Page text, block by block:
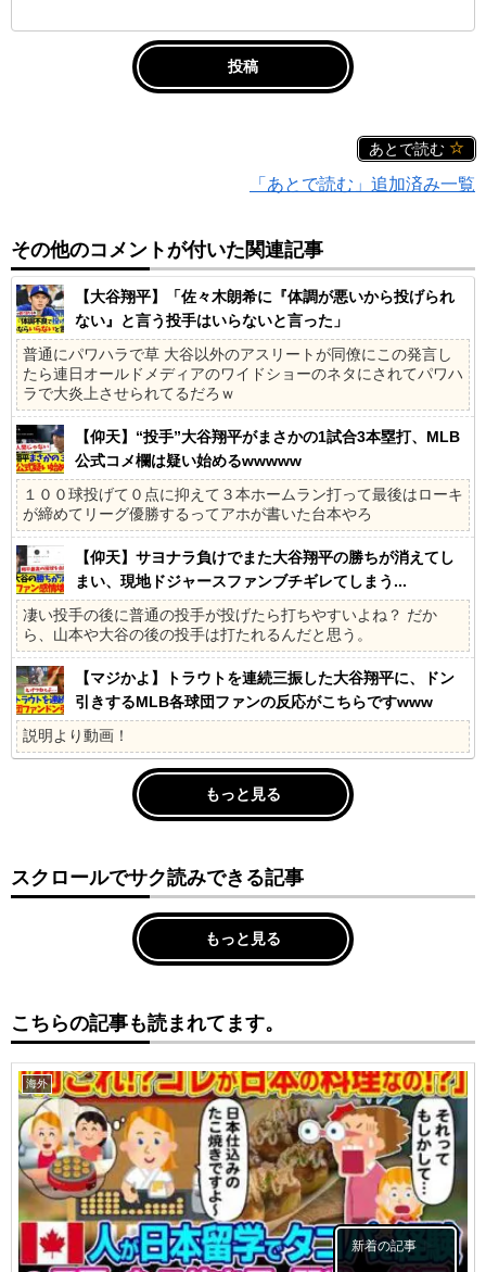
あとで読む
「あとで読む」追加済み一覧
その他のコメントが付いた関連記事
【大谷翔平】「佐々木朗希に『体調が悪いから投げられ
ない』と言う投手はいらないと言った」
普通にパワハラで草 大谷以外のアスリートが同僚にこの発言し
たら連日オールドメディアのワイドショーのネタにされてパワハ
ラで大炎上させられてるだろｗ
【仰天】“投手”大谷翔平がまさかの1試合3本塁打、MLB
公式コメ欄は疑い始めるwwwww
１００球投げて０点に抑えて３本ホームラン打って最後はローキ
が締めてリーグ優勝するってアホが書いた台本やろ
【仰天】サヨナラ負けでまた大谷翔平の勝ちが消えてし
まい、現地ドジャースファンブチギレてしまう...
凄い投手の後に普通の投手が投げたら打ちやすいよね？ だか
ら、山本や大谷の後の投手は打たれるんだと思う。
【マジかよ】トラウトを連続三振した大谷翔平に、ドン
引きするMLB各球団ファンの反応がこちらですwww
説明より動画！
もっと見る
スクロールでサク読みできる記事
もっと見る
こちらの記事も読まれてます。
海外
新着の記事